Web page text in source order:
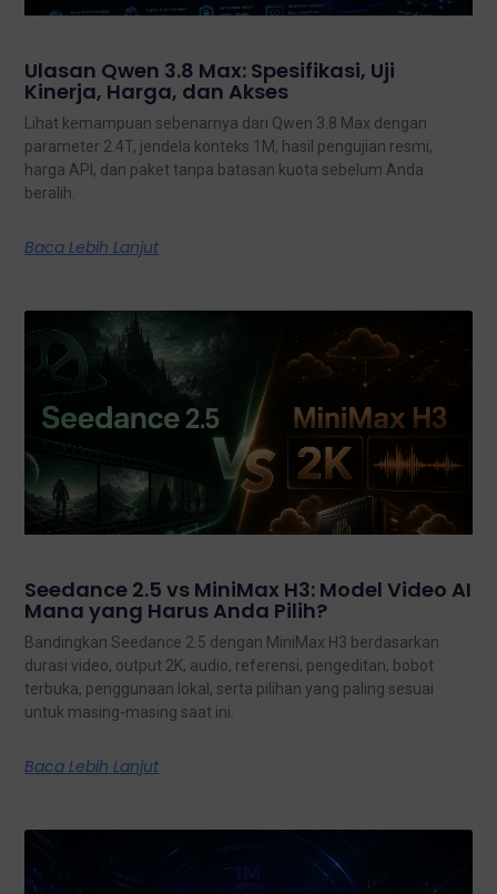
Ulasan Qwen 3.8 Max: Spesifikasi, Uji
Kinerja, Harga, dan Akses
Lihat kemampuan sebenarnya dari Qwen 3.8 Max dengan
parameter 2.4T, jendela konteks 1M, hasil pengujian resmi,
harga API, dan paket tanpa batasan kuota sebelum Anda
beralih.
Baca Lebih Lanjut
Seedance 2.5 vs MiniMax H3: Model Video AI
Mana yang Harus Anda Pilih?
Bandingkan Seedance 2.5 dengan MiniMax H3 berdasarkan
durasi video, output 2K, audio, referensi, pengeditan, bobot
terbuka, penggunaan lokal, serta pilihan yang paling sesuai
untuk masing-masing saat ini.
Baca Lebih Lanjut